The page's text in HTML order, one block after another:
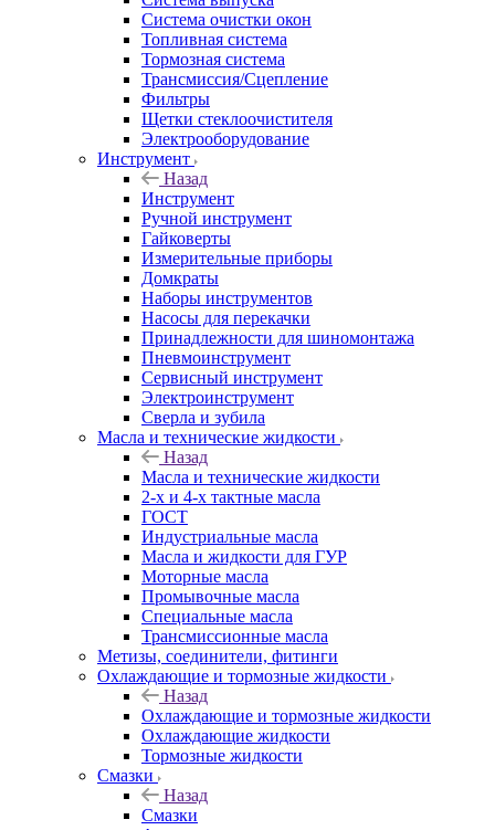
Система очистки окон
Топливная система
Тормозная система
Трансмиссия/Сцепление
Фильтры
Щетки стеклоочистителя
Электрооборудование
Инструмент
Назад
Инструмент
Ручной инструмент
Гайковерты
Измерительные приборы
Домкраты
Наборы инструментов
Насосы для перекачки
Принадлежности для шиномонтажа
Пневмоинструмент
Сервисный инструмент
Электроинструмент
Сверла и зубила
Масла и технические жидкости
Назад
Масла и технические жидкости
2-х и 4-х тактные масла
ГОСТ
Индустриальные масла
Масла и жидкости для ГУР
Моторные масла
Промывочные масла
Специальные масла
Трансмиссионные масла
Метизы, соединители, фитинги
Охлаждающие и тормозные жидкости
Назад
Охлаждающие и тормозные жидкости
Охлаждающие жидкости
Тормозные жидкости
Смазки
Назад
Смазки